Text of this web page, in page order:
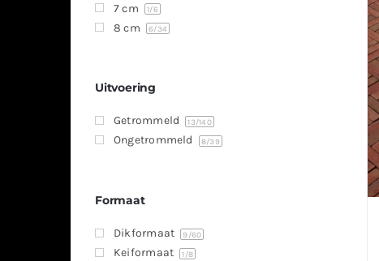
7 cm 1/6
8 cm 6/34
Uitvoering
Getrommeld 13/140
Ongetrommeld 8/39
Formaat
Dikformaat 9 /60
Keiformaat 1/8